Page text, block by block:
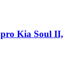
pro Kia Soul II,